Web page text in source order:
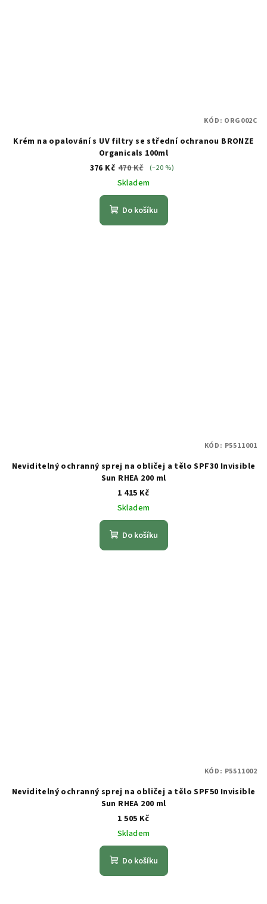
Krém na opalování s UV filtry se střední ochranou BRONZE
Organicals 100ml
376 Kč 470 Kč (–20 %)
Skladem
Do košíku
KÓD: ORG002C
Neviditelný ochranný sprej na obličej a tělo SPF30 Invisible
Sun RHEA 200 ml
1 415 Kč
Skladem
Do košíku
KÓD: P5511001
Neviditelný ochranný sprej na obličej a tělo SPF50 Invisible
Sun RHEA 200 ml
1 505 Kč
Skladem
Do košíku
KÓD: P5511002